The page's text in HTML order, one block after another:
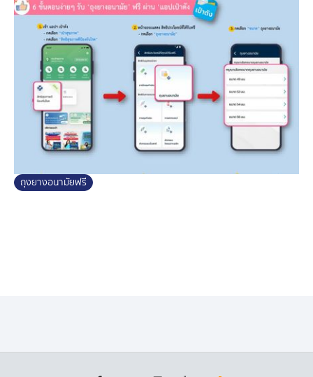
- กดรับสิทธิ
- แสดง QR Code ให้กับเจ้าหน้าที่
โดยทั่วไปแล้วผู้หญิง และผู้ชายไทยที่มีอายุ 15-59 ปี
สามารถรับสิทธิเหล่านี้ได้ฟรี ซึ่งเป็นหนึ่งในสิทธิประโยชน์
ของตนเอง ซึ่งทางสำนักงานหลักประกันสุขภาพแห่งชาติ
(สปสช.) ได้จำกัดจำนวนปริมาณไว้ในปริมาณที่พอดีต่อการ
ใช้งาน ไม่เกิน 10 ชิ้น ต่อ 1 สัปดาห์ และไม่เกิน 52 ครั้ง ต่อ
ขอบคุณข้อมูลสำนักงานหลักประกันสุขภาพแห่งชาติ
ถุงยางอนามัยฟรี